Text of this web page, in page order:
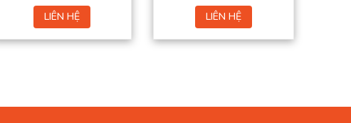
LIÊN HỆ LIÊN HỆ